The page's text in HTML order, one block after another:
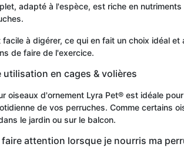
adapté à l'espèce, est riche en
facile à digérer, ce qui en fait un choix idéal
de faire de l'exercice.
utilisation en cages & volières
oiseaux d'ornement Lyra Pet® est idéale
de vos perruches. Comme certains
le jardin ou sur le balcon.
attention lorsque je nourris ma